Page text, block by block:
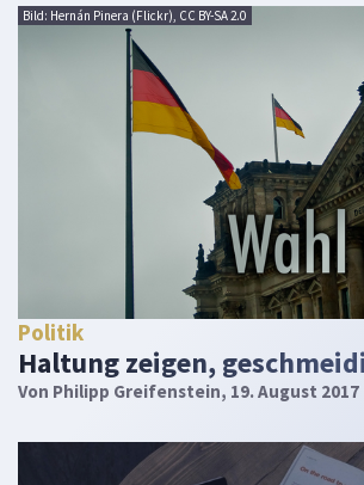
Bild: Hernán Pinera (Flickr), CC BY-SA 2.0
Politik
Haltung zeigen,
Von Philipp Greifenstein, 19. August 2017